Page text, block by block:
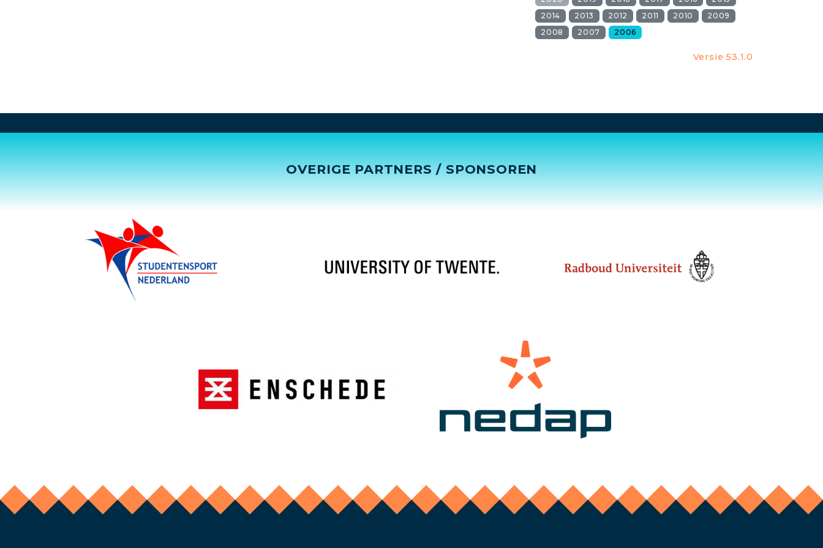
2014
2013 2012 2011 2010
2009
2008
2007 2006
Versie 53.1.0
OVERIGE PARTNERS / SPONSOREN